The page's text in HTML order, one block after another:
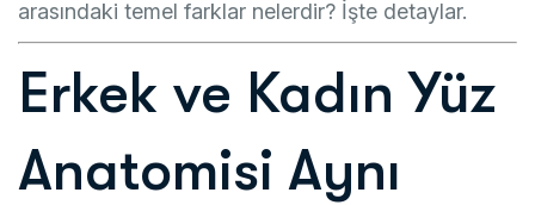
arasındaki temel farklar nelerdir? İşte detaylar.
Erkek ve Kadın Yüz
Anatomisi Aynı